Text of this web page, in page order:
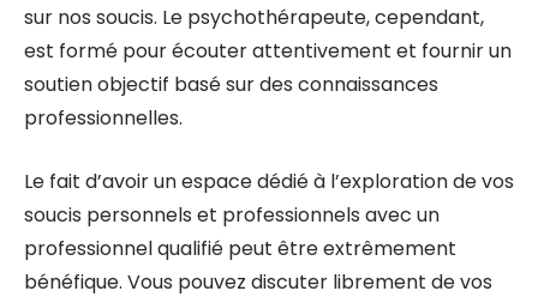
sur nos soucis. Le psychothérapeute, cependant,
est formé pour écouter attentivement et fournir un
soutien objectif basé sur des connaissances
professionnelles.
Le fait d’avoir un espace dédié à l’exploration de vos
soucis personnels et professionnels avec un
professionnel qualifié peut être extrêmement
bénéfique. Vous pouvez discuter librement de vos